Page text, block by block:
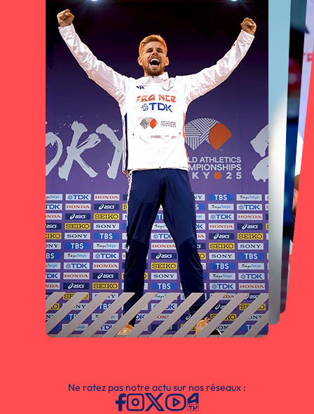
Ne ratez pas notre actu sur nos réseaux :